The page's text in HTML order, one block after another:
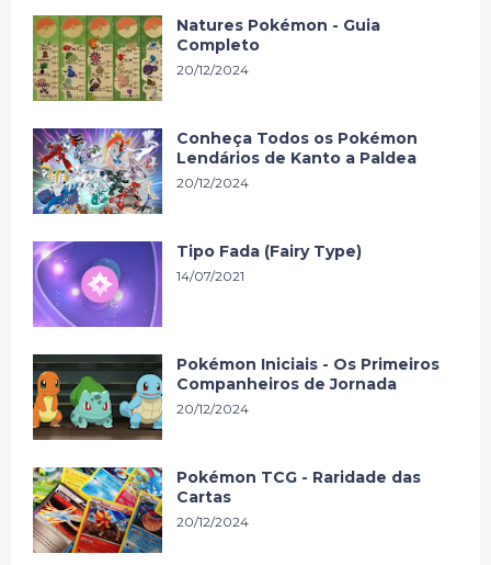
Natures Pokémon - Guia
Completo
20/12/2024
Conheça Todos os Pokémon
Lendários de Kanto a Paldea
20/12/2024
Tipo Fada (Fairy Type)
14/07/2021
Pokémon Iniciais - Os Primeiros
Companheiros de Jornada
20/12/2024
Pokémon TCG - Raridade das
Cartas
20/12/2024